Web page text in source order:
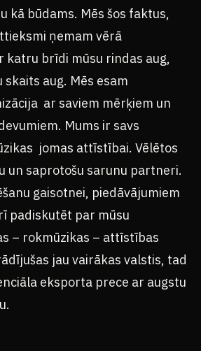
kā būdams. Mēs šos faktus,
ņemam vērā
katru brīdi mūsu rindas aug,
aug. Mēs esam
ar saviem mērķiem un
Mums ir savs
jomas attīstībai. Vēlētos
un saprotošu sarunu partneri.
gaisotnei, piedāvājumiem
padiskutēt par mūsu
– rokmūzikas – attīstības
jau vairākas valstis, tad
eksporta prece ar augstu